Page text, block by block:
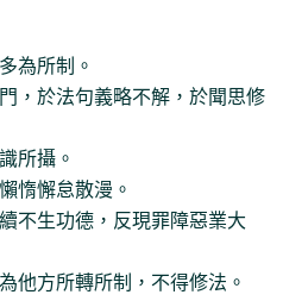
為所制。
，於法句義略不解，於聞思修
所攝。
惰懈怠散漫。
不生功德，反現罪障惡業大
他方所轉所制，不得修法。